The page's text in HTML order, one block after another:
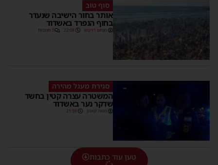
סוף טוב
אותר בחור הישיבה שנעדר
בחוף הנפרד באשדוד
מנחם דויטש 22:08 3 תגובות
סגירת מעגל מהירה
המשטרה עצרה קטין בחשד
שדקר נער באשדוד
משה קאהן 21:59
טען עוד כתבות